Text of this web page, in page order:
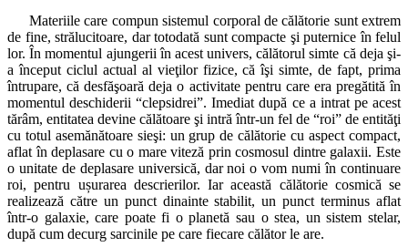
Materiile care compun sistemul corporal de călătorie sunt extrem
de fine, strălucitoare, dar totodată sunt compacte şi puternice în felul
lor. În momentul ajungerii în acest univers, călătorul simte că deja şi-
a început ciclul actual al vieţilor fizice, că îşi simte, de fapt, prima
întrupare, că desfăşoară deja o activitate pentru care era pregătită în
momentul deschiderii “clepsidrei”. Imediat după ce a intrat pe acest
tărâm, entitatea devine călătoare şi intră într-un fel de “roi” de entităţi
cu totul asemănătoare sieşi: un grup de călătorie cu aspect compact,
aflat în deplasare cu o mare viteză prin cosmosul dintre galaxii. Este
o unitate de deplasare universică, dar noi o vom numi în continuare
roi, pentru ușurarea descrierilor. Iar această călătorie cosmică se
realizează către un punct dinainte stabilit, un punct terminus aflat
într-o galaxie, care poate fi o planetă sau o stea, un sistem stelar,
după cum decurg sarcinile pe care fiecare călător le are.